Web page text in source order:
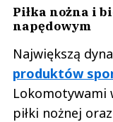
Piłka nożna i
napędowym
Największą
produktów
Lokomotywami
piłki nożnej